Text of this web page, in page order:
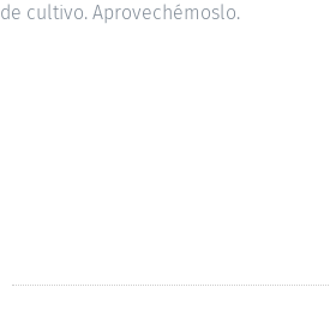
de cultivo. Aprovechémoslo.